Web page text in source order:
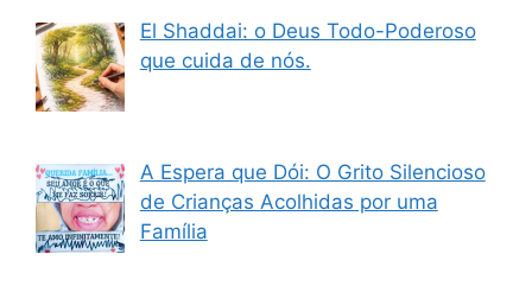
El Shaddai: o Deus Todo-Poderoso
que cuida de nós.
A Espera que Dói: O Grito Silencioso
de Crianças Acolhidas por uma
Família